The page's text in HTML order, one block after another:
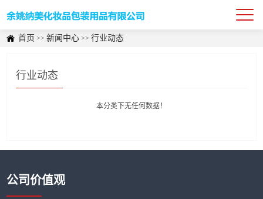
首页 >>新闻中心 >>行业动态
行业动态
本分类下无任何数据！
公司价值观